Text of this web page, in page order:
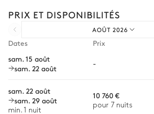
Réfrigérateur
Congélateur
Cafetière à dosette
Nespresso
Grille pain
Blender / Mixeur
Four
Four à
Lave
Piano à gaz
Transfert à l'arrivée et au départ
Courses livrées avant l'arrivée
Chef à domicile
Bien-être à domicile
PRIX ET DISPONIBILITÉS
AOÛT 2026
Dates
Prix
sam. 15 août
sam. 22 août
-
sam. 22 août
sam. 29 août
min. 1 nuit
10 760 €
pour 7 nuits